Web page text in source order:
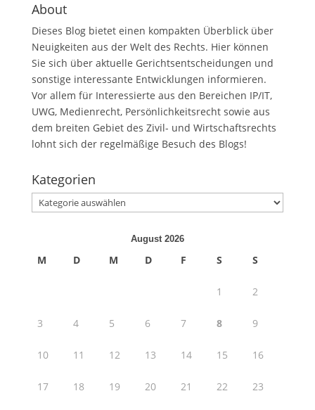
About
Dieses Blog bietet einen kompakten Überblick über
Neuigkeiten aus der Welt des Rechts. Hier können
Sie sich über aktuelle Gerichtsentscheidungen und
sonstige interessante Entwicklungen informieren.
Vor allem für Interessierte aus den Bereichen IP/IT,
UWG, Medienrecht, Persönlichkeitsrecht sowie aus
dem breiten Gebiet des Zivil- und Wirtschaftsrechts
lohnt sich der regelmäßige Besuch des Blogs!
Kategorien
Kategorien
August 2026
M D M D F S S
1 2
3 4 5 6 7 8 9
10 11 12 13 14 15 16
17 18 19 20 21 22 23